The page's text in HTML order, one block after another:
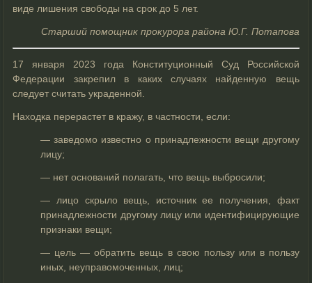
виде лишения свободы на срок до 5 лет.
Старший помощник прокурора района Ю.Г. Потапова
17 января 2023 года Конституционный Суд Российской
Федерации закрепил в каких случаях найденную вещь
следует считать украденной.
Находка перерастет в кражу, в частности, если:
— заведомо известно о принадлежности вещи другому
лицу;
— нет оснований полагать, что вещь выбросили;
— лицо скрыло вещь, источник ее получения, факт
принадлежности другому лицу или идентифицирующие
признаки вещи;
— цель — обратить вещь в свою пользу или в пользу
иных, неуправомоченных, лиц;